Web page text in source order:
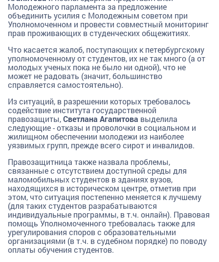
Молодежного парламента за предложение
объединить усилия с Молодежным советом при
Уполномоченном и провести совместный мониторинг
прав проживающих в студенческих общежитиях.
Что касается жалоб, поступающих к петербургскому
уполномоченному от студентов, их не так много (а от
молодых ученых пока не было ни одной), что не
может не радовать (значит, большинство
справляется самостоятельно).
Из ситуаций, в разрешении которых требовалось
содействие института государственной
правозащиты,Светлана Агапитова выделила
следующие - отказы и проволочки в социальном и
жилищном обеспечении молодежи из наиболее
уязвимых групп, прежде всего сирот и инвалидов.
Правозащитница также назвала проблемы,
связанные с отсутствием доступной среды для
маломобильных студентов в зданиях вузов,
находящихся в историческом центре, отметив при
этом, что ситуация постепенно меняется к лучшему
(для таких студентов разрабатываются
индивидуальные программы, в т.ч. онлайн). Правовая
помощь Уполномоченного требовалась также для
урегулирования споров с образовательными
организациями (в т.ч. в судебном порядке) по поводу
оплаты обучения студентов.